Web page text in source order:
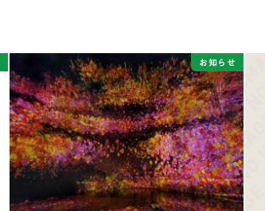
お知らせ